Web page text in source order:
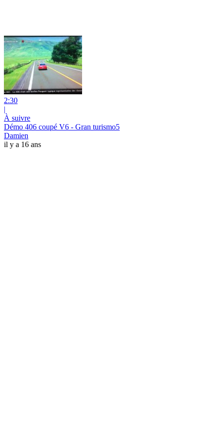
2:30
|
À suivre
Démo 406 coupé V6 - Gran turismo5
Damien
il y a 16 ans